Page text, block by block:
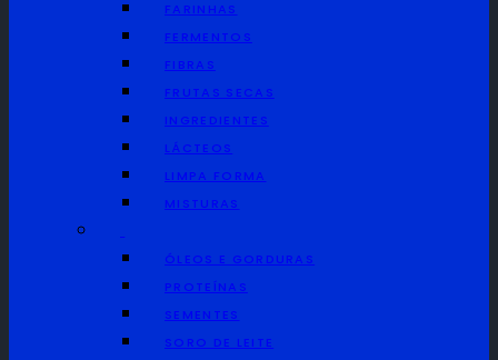
FARINHAS
FERMENTOS
FIBRAS
FRUTAS SECAS
INGREDIENTES
LÁCTEOS
LIMPA FORMA
MISTURAS
ÓLEOS E GORDURAS
PROTEÍNAS
SEMENTES
SORO DE LEITE